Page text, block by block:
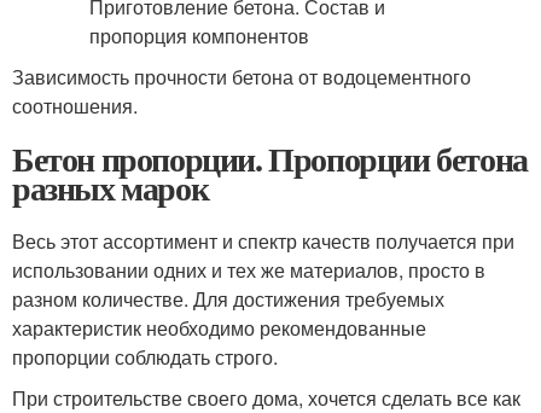
Зависимость прочности бетона от водоцементного
соотношения.
Бетон пропорции. Пропорции бетона
разных марок
Весь этот ассортимент и спектр качеств получается при
использовании одних и тех же материалов, просто в
разном количестве. Для достижения требуемых
характеристик необходимо рекомендованные
пропорции соблюдать строго.
При строительстве своего дома, хочется сделать все как